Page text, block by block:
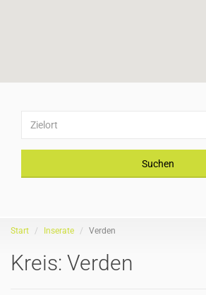
Suchen
Start Inserate Verden
Kreis: Verden